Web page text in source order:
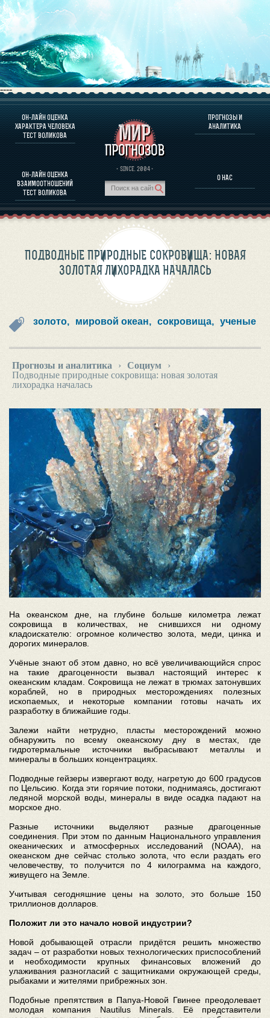
----
ОН-ЛАЙН ОЦЕНКА
ХАРАКТЕРА ЧЕЛОВЕКА
ТЕСТ ВОЛИКОВА
ОН-ЛАЙН ОЦЕНКА
ВЗАИМООТНОШЕНИЙ
ТЕСТ ВОЛИКОВА
· SINCE. 2004 ·
ПРОГНОЗЫ И
АНАЛИТИКА
О НАС
О ПРОГРАММЕ
ОЦЕНКА ХАРАКТЕРA ЧЕЛОВЕКА
ОЦЕНКА ХАРАКТЕРА ВЫДАЮЩИХСЯ ЛИЧНОСТЕЙ
О ПРОГРАММЕ
ПРОГНОЗЫ И АНАЛИТИКА
ПОДВОДНЫЕ ПРИРОДНЫЕ СОКРОВИЩА: НОВАЯ
ЗОЛОТАЯ ЛИХОРАДКА НАЧАЛАСЬ
золото, мировой океан, сокровища, ученые
Прогнозы и аналитика › Социум
›
Подводные природные сокровища: новая золотая
лихорадка началась
На океанском дне, на глубине больше километра лежат
сокровища в количествах, не снившихся ни одному
кладоискателю: огромное количество золота, меди, цинка и
дорогих минералов.
Учёные знают об этом давно, но всё увеличивающийся спрос
на такие драгоценности вызвал настоящий интерес к
океанским кладам. Сокровища не лежат в трюмах затонувших
кораблей, но в природных месторождениях полезных
ископаемых, и некоторые компании готовы начать их
разработку в ближайшие годы.
Залежи найти нетрудно, пласты месторождений можно
обнаружить по всему океанскому дну в местах, где
гидротермальные источники выбрасывают металлы и
минералы в больших концентрациях.
Подводные гейзеры извергают воду, нагретую до 600 градусов
по Цельсию. Когда эти горячие потоки, поднимаясь, достигают
ледяной морской воды, минералы в виде осадка падают на
морское дно.
Разные источники выделяют разные драгоценные
соединения. При этом по данным Национального управления
океанических и атмосферных исследований (NOAA), на
океанском дне сейчас столько золота, что если раздать его
человечеству, то получится по 4 килограмма на каждого,
живущего на Земле.
Учитывая сегодняшние цены на золото, это больше 150
триллионов долларов.
Положит ли это начало новой индустрии?
Новой добывающей отрасли придётся решить множество
задач – от разработки новых технологических приспособлений
и необходимости крупных финансовых вложений до
улаживания разногласий с защитниками окружающей среды,
рыбаками и жителями прибрежных зон.
Подобные препятствия в Папуа-Новой Гвинее преодолевает
молодая компания Nautilus Minerals. Её представители